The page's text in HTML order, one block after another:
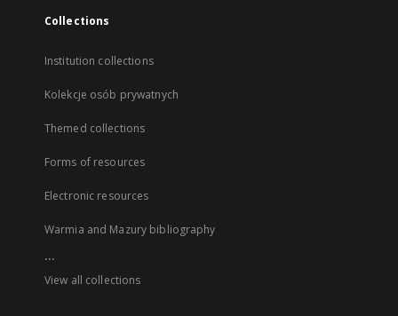
Collections
Institution collections
Kolekcje osób prywatnych
Themed collections
Forms of resources
Electronic resources
Warmia and Mazury bibliography
...
View all collections